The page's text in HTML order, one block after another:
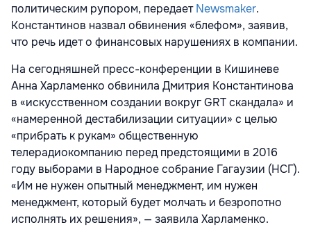
политическим рупором, передаетNewsmaker.
Константинов назвал обвинения «блефом», заявив,
что речь идет о финансовых нарушениях в компании.
На сегодняшней пресс-конференции в Кишиневе
Анна Харламенко обвинила Дмитрия Константинова
в «искусственном создании вокруг GRT скандала» и
«намеренной дестабилизации ситуации» с целью
«прибрать к рукам» общественную
телерадиокомпанию перед предстоящими в 2016
году выборами в Народное собрание Гагаузии (НСГ).
«Им не нужен опытный менеджмент, им нужен
менеджмент, который будет молчать и безропотно
исполнять их решения», — заявила Харламенко.